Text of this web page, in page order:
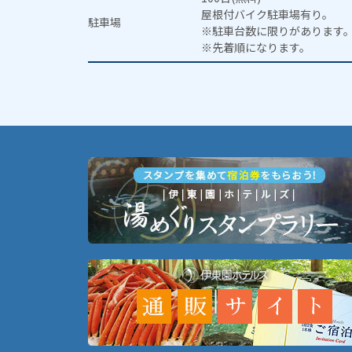
駐車場
屋根付バイク駐車場有り。
※駐車台数に限りがあります
※先着順になります。